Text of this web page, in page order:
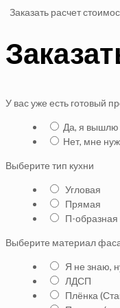
Заказать расчет
У вас уже есть готовый
Да, я вышлю
Нет, мне
Выберите тип кухни
Угловая
Прямая
П-образная
Выберите материал
Я не знаю,
ЛДСП
Плёнка